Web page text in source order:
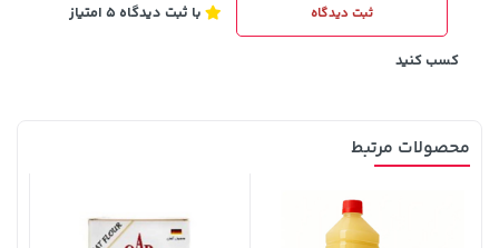
289,900
خرید
ثبت دیدگاه با ثبت دیدگاه 5 امتیاز
کسب کنید
محصولات مرتبط